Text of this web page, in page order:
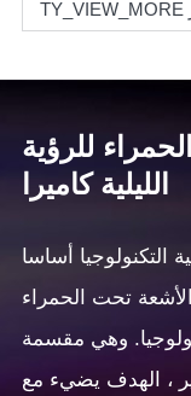
للرؤية
الليلية كاميرا
التكنولوجيا أساسا
تحت الحمراء
وهي مقسمة
، الهدف يضيء مع